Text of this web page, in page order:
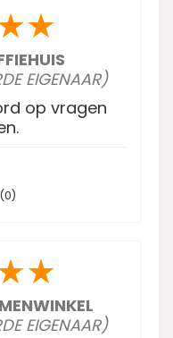
★
EIGENAAR)
op vragen
(0)
★
EIGENAAR)